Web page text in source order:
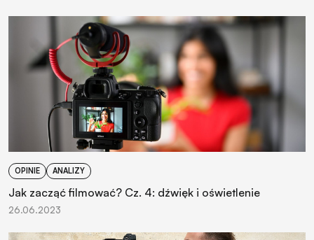
OPINIE ANALIZY
Jak zacząć filmować? Cz. 4: dźwięk i oświetlenie
26.06.2023